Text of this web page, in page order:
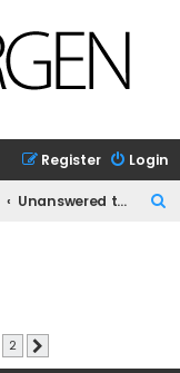
Login
Register
Unanswered topics
2